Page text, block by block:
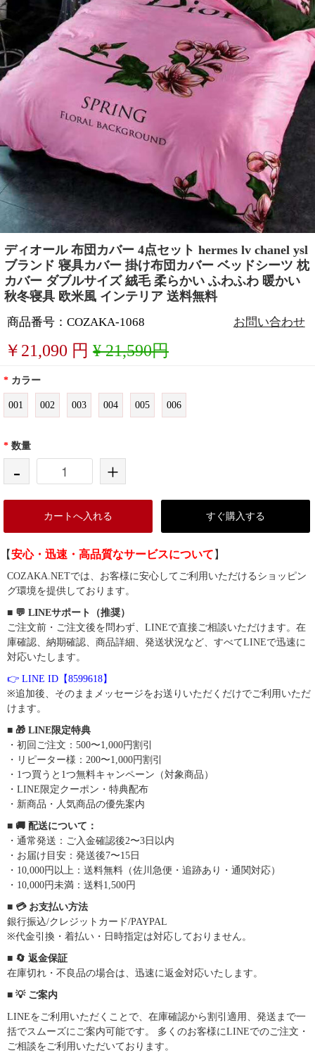
ディオール 布団カバー 4点セット hermes lv chanel ysl
ブランド 寝具カバー 掛け布団カバー ベッドシーツ 枕
カバー ダブルサイズ 絨毛 柔らかい ふわふわ 暖かい
秋冬寝具 欧米風 インテリア 送料無料
商品番号：COZAKA-1068 お問い合わせ
￥ 21,090 円 ¥ 21,590円
* カラー
001 002 003 004 005 006
* 数量
- +
カートへ入れる すぐ購入する
【安心・迅速・高品質なサービスについて 】
COZAKA.NETでは、お客様に安心してご利用いただけるショッピン
グ環境を提供しております。
■ 💬 LINEサポート（推奨）
ご注文前・ご注文後を問わず、LINEで直接ご相談いただけます。在
庫確認、納期確認、商品詳細、発送状況など、すべてLINEで迅速に
対応いたします。
👉 LINE ID【8599618】
※追加後、そのままメッセージをお送りいただくだけでご利用いただ
けます。
■ 🎁 LINE限定特典
・初回ご注文：500〜1,000円割引
・リピーター様：200〜1,000円割引
・1つ買うと1つ無料キャンペーン（対象商品）
・LINE限定クーポン・特典配布
・新商品・人気商品の優先案内
■ 🚚 配送について：
・通常発送：ご入金確認後2〜3日以内
・お届け目安：発送後7〜15日
・10,000円以上：送料無料（佐川急便・追跡あり・通関対応）
・10,000円未満：送料1,500円
■ 💳 お支払い方法
銀行振込/クレジットカード/PAYPAL
※代金引換・着払い・日時指定は対応しておりません。
■ 🔄 返金保証
在庫切れ・不良品の場合は、迅速に返金対応いたします。
■ 💡 ご案内
LINEをご利用いただくことで、在庫確認から割引適用、発送まで一
括でスムーズにご案内可能です。 多くのお客様にLINEでのご注文・
ご相談をご利用いただいております。